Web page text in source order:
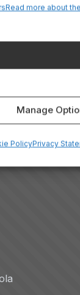
Read more about
Manage
PolicyPrivacy